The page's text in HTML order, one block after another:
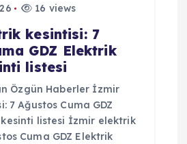
16 views
kesintisi: 7
GDZ Elektrik
listesi
Özgün Haberler İzmir
7 Ağustos Cuma GDZ
listesi İzmir elektrik
Cuma GDZ Elektrik